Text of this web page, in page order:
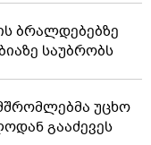
ბრალდებებზე
საუბრობს
უცხო
გააძევეს